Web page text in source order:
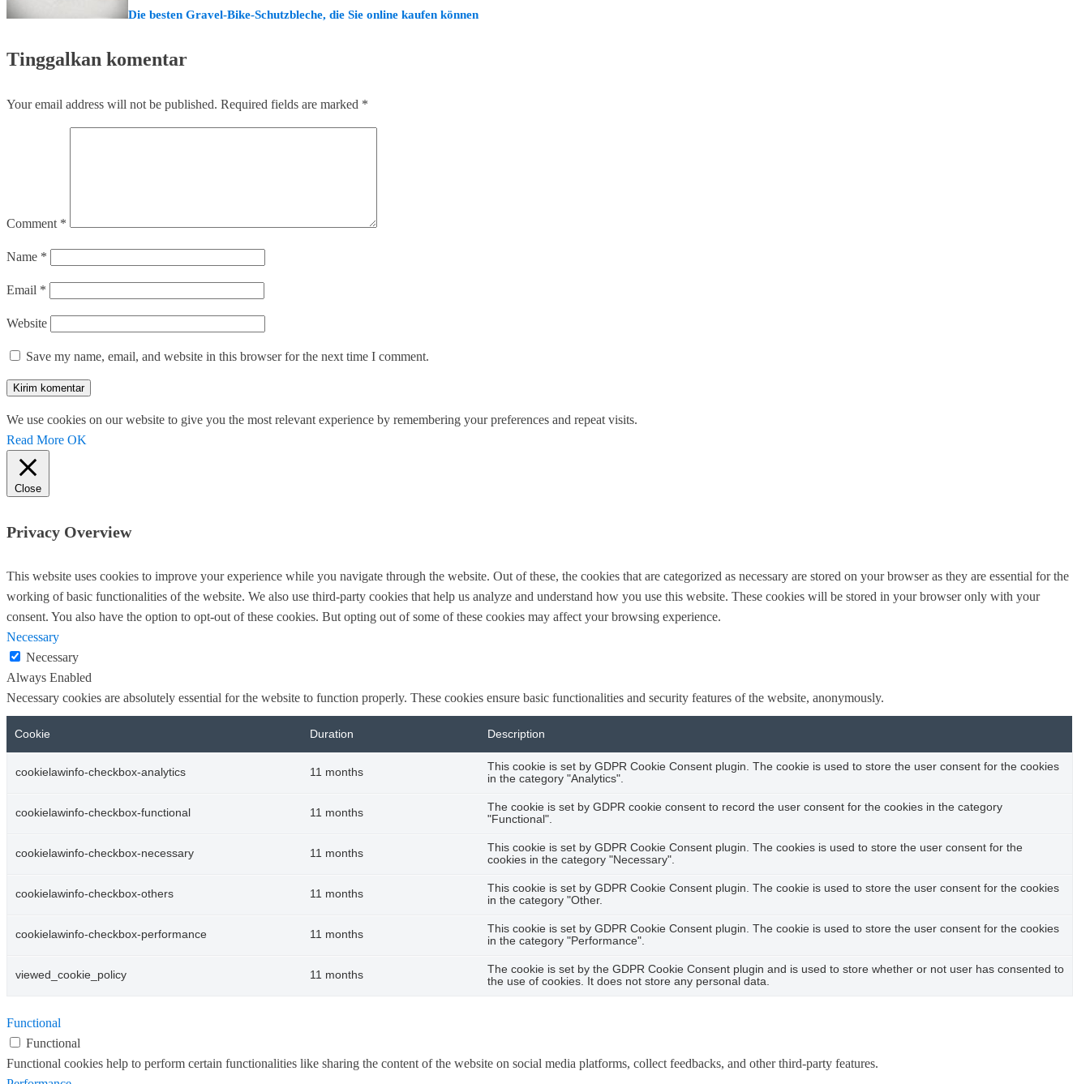
Die besten Gravel-Bike-Schutzbleche, die Sie online kaufen können
Tinggalkan komentar
Your email address will not be published. Required fields are marked *
Comment *
Name *
Email *
Website
Save my name, email, and website in this browser for the next time I comment.
We use cookies on our website to give you the most relevant experience by remembering your preferences and repeat visits.
Read More OK
Close
Privacy Overview
This website uses cookies to improve your experience while you navigate through the website. Out of these, the cookies that are categorized as necessary are stored on your browser as they are essential for the
working of basic functionalities of the website. We also use third-party cookies that help us analyze and understand how you use this website. These cookies will be stored in your browser only with your
consent. You also have the option to opt-out of these cookies. But opting out of some of these cookies may affect your browsing experience.
Necessary
Necessary
Always Enabled
Necessary cookies are absolutely essential for the website to function properly. These cookies ensure basic functionalities and security features of the website, anonymously.
Cookie Duration Description
cookielawinfo-checkbox-analytics 11 months
This cookie is set by GDPR Cookie Consent plugin. The cookie is used to store the user consent for the cookies
in the category "Analytics".
cookielawinfo-checkbox-functional 11 months
The cookie is set by GDPR cookie consent to record the user consent for the cookies in the category
"Functional".
cookielawinfo-checkbox-necessary 11 months
This cookie is set by GDPR Cookie Consent plugin. The cookies is used to store the user consent for the
cookies in the category "Necessary".
cookielawinfo-checkbox-others 11 months
This cookie is set by GDPR Cookie Consent plugin. The cookie is used to store the user consent for the cookies
in the category "Other.
cookielawinfo-checkbox-performance 11 months
This cookie is set by GDPR Cookie Consent plugin. The cookie is used to store the user consent for the cookies
in the category "Performance".
viewed_cookie_policy 11 months
The cookie is set by the GDPR Cookie Consent plugin and is used to store whether or not user has consented to
the use of cookies. It does not store any personal data.
Functional
Functional
Functional cookies help to perform certain functionalities like sharing the content of the website on social media platforms, collect feedbacks, and other third-party features.